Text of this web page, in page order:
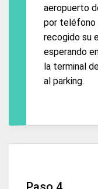
aeropuerto
por teléfono
recogido su
esperando
la terminal
al parking.